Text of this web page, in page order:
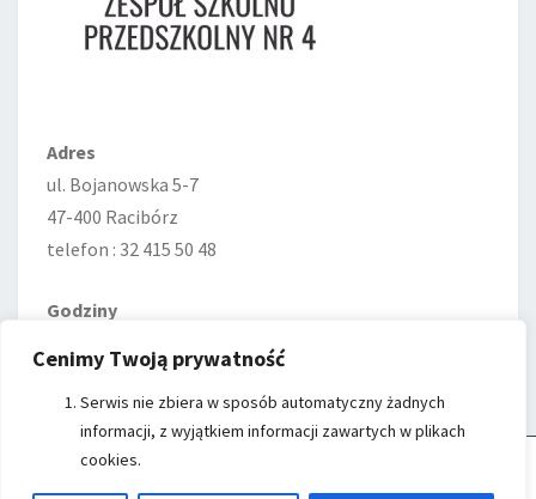
Cookie Control- Witryna ZSP nr 4 w Raciborzu wykorzystuje cookies do
Cenimy Twoją prywatność
Serwis nie zbiera w sposób automatyczny żadnych
informacji, z wyjątkiem informacji zawartych w plikach
cookies.
Adres
ul. Bojanowska 5-7
47-400 Racibórz
telefon : 32 415 50 48
Godziny
7:00–15:00